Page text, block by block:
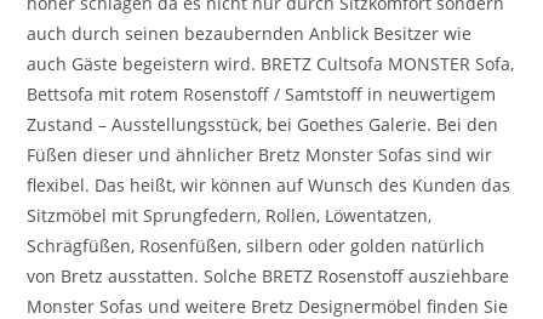
auch durch seinen bezaubernden Anblick Besitzer wie
auch Gäste begeistern wird. BRETZ Cultsofa MONSTER Sofa,
Bettsofa mit rotem Rosenstoff / Samtstoff in neuwertigem
Zustand – Ausstellungsstück, bei Goethes Galerie. Bei den
Füßen dieser und ähnlicher Bretz Monster Sofas sind wir
flexibel. Das heißt, wir können auf Wunsch des Kunden das
Sitzmöbel mit Sprungfedern, Rollen, Löwentatzen,
Schrägfüßen, Rosenfüßen, silbern oder golden natürlich
von Bretz ausstatten. Solche BRETZ Rosenstoff ausziehbare
Monster Sofas und weitere Bretz Designermöbel finden Sie